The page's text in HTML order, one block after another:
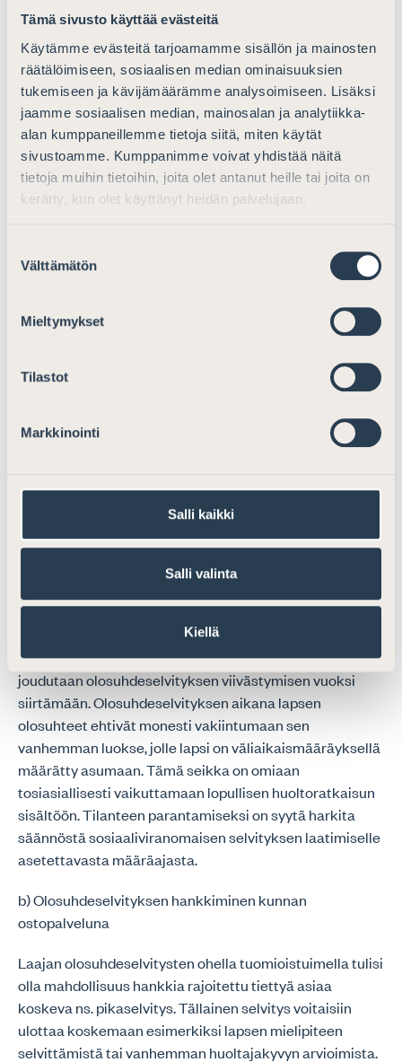
Tämä sivusto käyttää evästeitä
Käytämme evästeitä tarjoamamme sisällön ja mainosten
räätälöimiseen, sosiaalisen median ominaisuuksien
tukemiseen ja kävijämäärämme analysoimiseen. Lisäksi
jaamme sosiaalisen median, mainosalan ja analytiikka-
alan kumppaneillemme tietoja siitä, miten käytät
sivustoamme. Kumppanimme voivat yhdistää näitä
tietoja muihin tietoihin, joita olet antanut heille tai joita on
kerätty, kun olet käyttänyt heidän palvelujaan.
valinta
Välttämätön
Mieltymykset
Tilastot
Markkinointi
Salli kaikki
Salli valinta
Kiellä
elatusavun suuruuteen. Kaikissa tilanteissa tämä
ohjeistus ei ole riittävä. Oikeuskäytännössä esiintyy yhä
useammin tilanteita, joissa lapsen vanhemmat asuvat eri
maissa, jolloin tapaamiskustannukset muodostuvat
tavanomaista suuremmiksi. Lapsenhuoltolakiin on
tarpeen ottaa tapaamiskustannuksia koskeva säännös.
3. Oikeudenkäyntimenettely
3.1. Oikeudenkäynnin nopeuttaminen
sovinnon vahvistamisesta yleisissä tuomioistuimissa
osoittautunut toimivaksi. Ongelmana on, että mikäli
sovittelu ei tuota tulosta ja asia siirtyy normaaliin
olosuhdeselvittelyineen, voi asian käsittelyn
kohtuuttoman pitkäksi. On etsittävä keinoja
3.2. Sosiaaliviranomaisen selvityksen hankkiminen
Lapsen huoltoa ja tapaamisoikeutta koskevien
seikka on edelleenkin sosiaaliviranomaisen tekemien
olosuhdeselvitysten viipyminen. Oikeuskäytännössä ei
ole harvinaista, että jo sovittua käsittelypäivää
joudutaan olosuhdeselvityksen viivästymisen vuoksi
siirtämään. Olosuhdeselvityksen aikana lapsen
olosuhteet ehtivät monesti vakiintumaan sen
vanhemman luokse, jolle lapsi on väliaikaismääräyksellä
määrätty asumaan. Tämä seikka on omiaan
tosiasiallisesti vaikuttamaan lopullisen huoltoratkaisun
sisältöön. Tilanteen parantamiseksi on syytä harkita
säännöstä sosiaaliviranomaisen selvityksen laatimiselle
asetettavasta määräajasta.
b) Olosuhdeselvityksen hankkiminen kunnan
ostopalveluna
Laajan olosuhdeselvitysten ohella tuomioistuimella tulisi
olla mahdollisuus hankkia rajoitettu tiettyä asiaa
koskeva ns. pikaselvitys. Tällainen selvitys voitaisiin
ulottaa koskemaan esimerkiksi lapsen mielipiteen
selvittämistä tai vanhemman huoltajakyvyn arvioimista.